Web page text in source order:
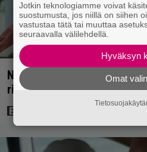
Nyt Netflixissä: Yksi viime
rikossarjoista – IMDB-arvio
Jotkin teknologiamme voivat
suostumusta, jos niillä on siihen
vastustaa tätä tai muuttaa
seuraavalla välilehdellä.
Hyväksyn
Omat